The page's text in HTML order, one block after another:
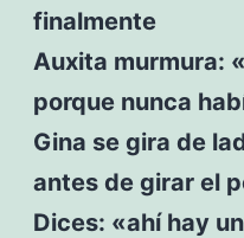
finalmente
Auxita murmura:
porque nunca
Gina se gira de
antes de girar el
Dices: «ahí hay